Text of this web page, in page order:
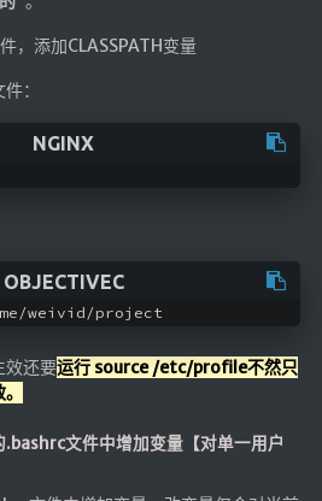
添加CLASSPATH变量
：
weivid/project
效还要运行 source /etc/profile不然只
文件中增加变量【对单一用户